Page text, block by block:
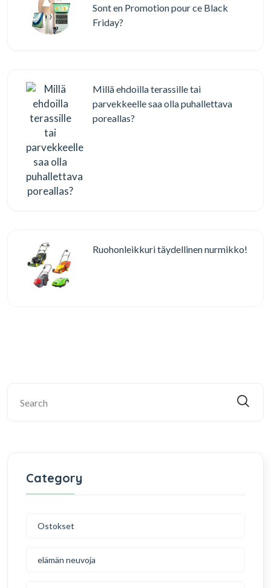
Sont en Promotion pour ce Black
Friday?
Millä ehdoilla terassille tai
parvekkeelle saa olla puhallettava
poreallas?
Ruohonleikkuri täydellinen nurmikko!
Category
Ostokset
elämän neuvoja